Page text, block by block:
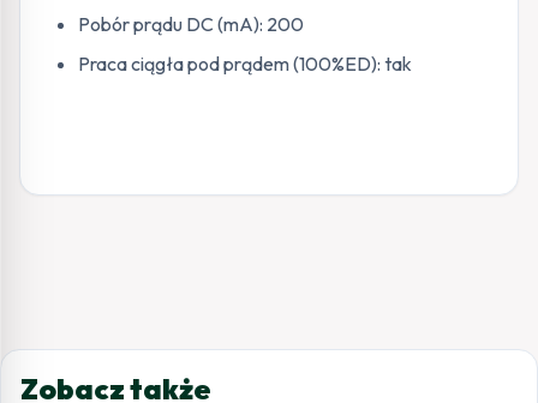
Pobór prądu DC (mA): 200
Praca ciągła pod prądem (100%ED): tak
Zobacz także